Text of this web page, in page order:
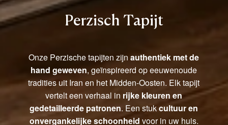
Perzisch Tapijt
Onze Perzische tapijten zijnauthentiek met de
hand geweven, geïnspireerd op eeuwenoude
tradities uit Iran en het Midden-Oosten. Elk tapijt
vertelt een verhaal in rijke kleuren en
gedetailleerde patronen. Een stukcultuur en
onvergankelijke schoonheid voor in uw huis.